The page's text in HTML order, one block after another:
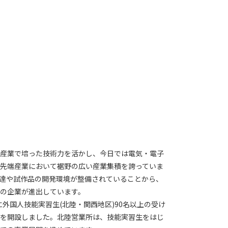
業で培った技術力を活かし、今日では電気・電子
端産業において裾野の広い産業集積を誇っていま
や試作品の開発環境が整備されていることから、
企業が進出しています。
国人技能実習生(北陸・関西地区)90名以上の受け
開設しました。北陸営業所は、技能実習生をはじ